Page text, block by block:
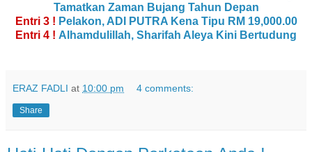
Tamatkan Zaman Bujang Tahun Depan
Entri 3 ! Pelakon, ADI PUTRA Kena Tipu RM 19,000.00
Entri 4 ! Alhamdulillah, Sharifah Aleya Kini Bertudung
ERAZ FADLI at 10:00 pm 4 comments:
Share